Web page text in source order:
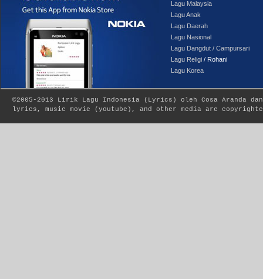
Lagu Malaysia
Lagu Anak
Lagu Daerah
Lagu Nasional
Lagu Dangdut / Campursari
Lagu Religi / Rohani
Lagu Korea
©2005-2013 Lirik Lagu Indonesia ( Lyrics ) oleh Cosa Aranda
lyrics, music movie (youtube), and other media are